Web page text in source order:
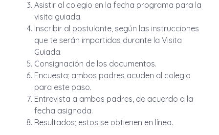
Asistir al colegio en la fecha programa para la
visita guiada.
Inscribir al postulante, según las instrucciones
que te serán impartidas durante la Visita
Guiada.
Consignación de los documentos.
Encuesta; ambos padres acuden al colegio
para este paso.
Entrevista a ambos padres, de acuerdo a la
fecha asignada.
Resultados; estos se obtienen en línea.